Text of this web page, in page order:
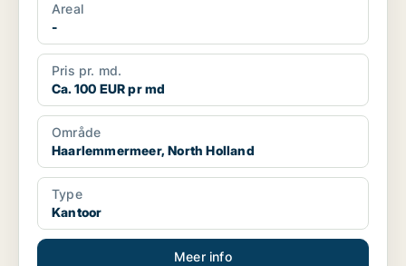
Areal
-
Pris pr. md.
Ca. 100 EUR pr md
Område
Haarlemmermeer, North Holland
Type
Kantoor
Meer info